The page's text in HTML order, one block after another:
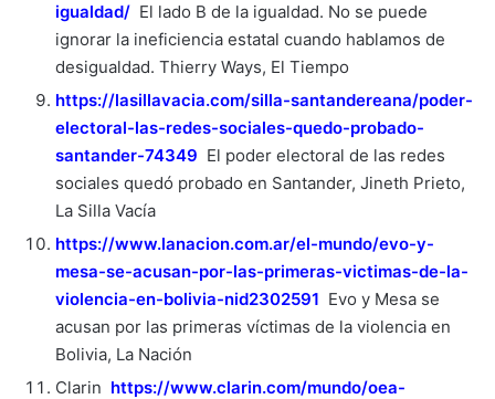
igualdad/ El lado B de la igualdad. No se puede
ignorar la ineficiencia estatal cuando hablamos de
desigualdad. Thierry Ways, El Tiempo
https://lasillavacia.com/silla-santandereana/poder-
electoral-las-redes-sociales-quedo-probado-
santander-74349 El poder electoral de las redes
sociales quedó probado en Santander, Jineth Prieto,
La Silla Vacía
https://www.lanacion.com.ar/el-mundo/evo-y-
mesa-se-acusan-por-las-primeras-victimas-de-la-
violencia-en-bolivia-nid2302591 Evo y Mesa se
acusan por las primeras víctimas de la violencia en
Bolivia, La Nación
Clarin https://www.clarin.com/mundo/oea-